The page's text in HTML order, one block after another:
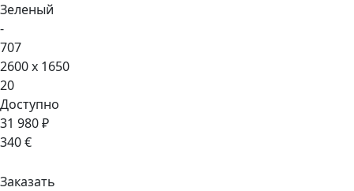
Зеленый
-
707
2600 x 1650
20
Доступно
31 980 ₽
340 €
Заказать